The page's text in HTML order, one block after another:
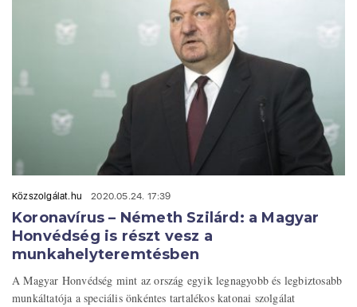
Közszolgálat.hu 2020.05.24. 17:39
Koronavírus – Németh Szilárd: a Magyar
Honvédség is részt vesz a
munkahelyteremtésben
A Magyar Honvédség mint az ország egyik legnagyobb és legbiztosabb
munkáltatója a speciális önkéntes tartalékos katonai szolgálat